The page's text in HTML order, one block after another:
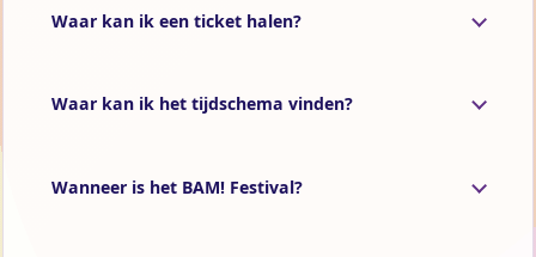
Waar kan ik een ticket halen?
Waar kan ik het tijdschema vinden?
Wanneer is het BAM! Festival?